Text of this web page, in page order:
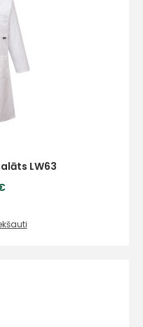
LW63
Piekrītu saņemt